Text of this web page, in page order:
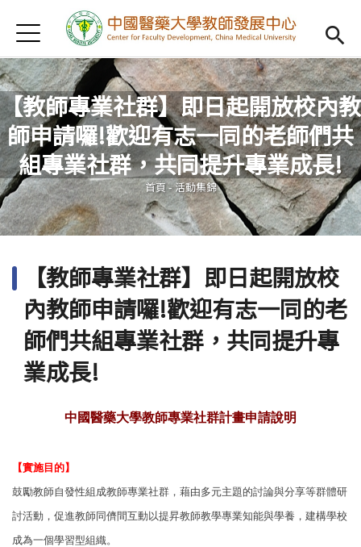
首頁
Open
認識我們
Open
教學研習
Open
新進教師
Open
傑出教授
Open
教師專業社群
Open
借用項目
Open
AI專區
Jump to Navigation
Jump to Main content
【教師專業社群】即日起開放校內教
師申請囉!歡迎有志一同的老師們共
組專業社群，共同提升專業成長!
您在這裡
首頁-活動集錦
【教師專業社群】即日起開放校
內教師申請囉!歡迎有志一同的老
師們共組專業社群，共同提升專
業成長!
中國醫藥大學教師專業社群計畫申請說明
【實施目的】
鼓勵教師自發性組成教師專業社群，藉由多元主題的討論與分享等群體研
討活動，促進教師同儕間互動以提昇教師教學專業知能與學養，建構學校
成為一個學習型組織。